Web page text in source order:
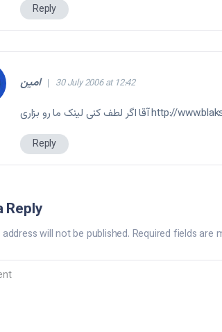
Reply
امین 30 July 2006 at 12:42
آقا اگر لطف کنی لینک ما رو بزاریhttp://
Reply
Reply
will not be published. Required fields are